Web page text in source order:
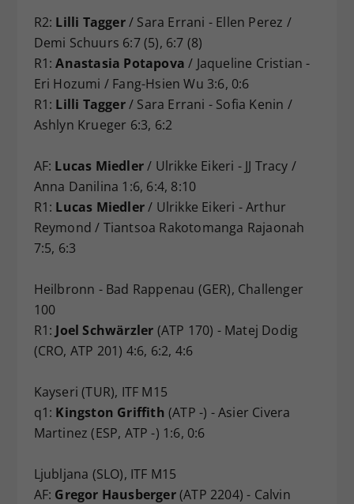
R2: Lilli Tagger/ Sara Errani - Ellen Perez /
Demi Schuurs 6:7 (5), 6:7 (8)
R1:Anastasia Potapova / Jaqueline Cristian -
Eri Hozumi / Fang-Hsien Wu 3:6, 0:6
R1: Lilli Tagger/ Sara Errani - Sofia Kenin /
Ashlyn Krueger 6:3, 6:2
AF: Lucas Miedler/ Ulrikke Eikeri - JJ Tracy /
Anna Danilina 1:6, 6:4, 8:10
R1: Lucas Miedler/ Ulrikke Eikeri - Arthur
Reymond / Tiantsoa Rakotomanga Rajaonah
7:5, 6:3
Heilbronn - Bad Rappenau (GER), Challenger
100
R1: Joel Schwärzler (ATP 170) - Matej Dodig
(CRO, ATP 201) 4:6, 6:2, 4:6
Kayseri (TUR), ITF M15
q1: Kingston Griffith (ATP -) - Asier Civera
Martinez (ESP, ATP -) 1:6, 0:6
Ljubljana (SLO), ITF M15
AF: Gregor Hausberger(ATP 2204) - Calvin